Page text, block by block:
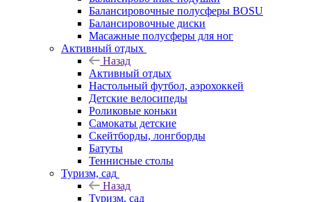
Балансировочные полусферы BOSU
Балансировочные диски
Масажные полусферы для ног
Активный отдых
Назад
Активный отдых
Настольный футбол, аэрохоккей
Детские велосипеды
Роликовые коньки
Самокаты детские
Скейтборды, лонгборды
Батуты
Теннисные столы
Туризм, сад
Назад
Туризм, сад